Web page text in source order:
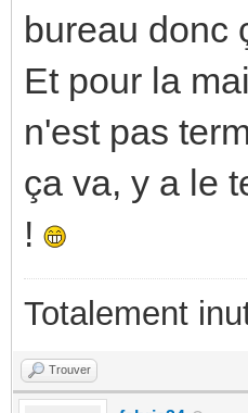
bureau donc
Et pour la
n'est pas
ça va, y a le
!
Totalement
Trouver